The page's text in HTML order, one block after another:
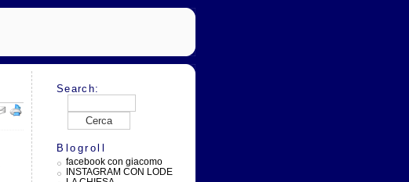
Search:
Blogroll
facebook con giacomo
INSTAGRAM CON LODE